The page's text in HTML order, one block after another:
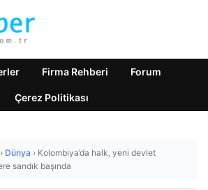
Firma Rehberi Forum
Çerez Politikası
› Dünya › Kolombiya’da halk, yeni devlet
sandık başında